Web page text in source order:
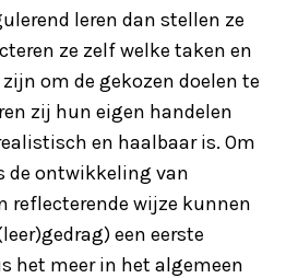
leren dan stellen ze
ze zelf welke taken en
om de gekozen doelen te
zij hun eigen handelen
en haalbaar is. Om
de ontwikkeling van
reflecterende wijze kunnen
een eerste
het meer in het algemeen